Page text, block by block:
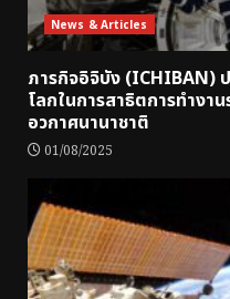
News & Articles
ภารกิจอิจิบัง (ICHIBAN)
โลกในการสาธิตการทำง
อวกาศนานาชาติ
01/08/2025